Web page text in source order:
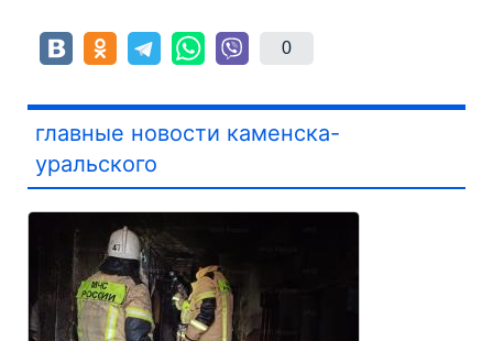
0
главные новости каменска-
уральского